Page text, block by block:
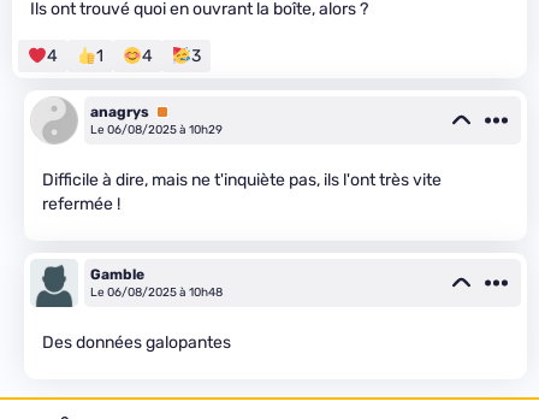
Ils ont trouvé quoi en ouvrant la boîte, alors ?
4 1 4 3
anagrys Premium
Le 06/08/2025 à 10h29
Difficile à dire, mais ne t'inquiète pas, ils l'ont très vite
refermée !
Gamble
Le 06/08/2025 à 10h48
Des données galopantes